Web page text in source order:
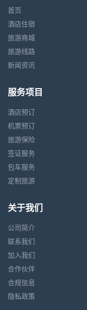
首页
酒店住宿
旅游商城
旅游线路
新闻资讯
服务项目
酒店预订
机票预订
旅游保险
签证服务
包车服务
定制旅游
关于我们
公司简介
联系我们
加入我们
合作伙伴
合规信息
隐私政策